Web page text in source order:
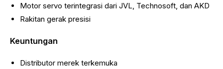
Motor servo terintegrasi dari JVL, Technosoft, dan AKD
Rakitan gerak presisi
Keuntungan
Distributor merek terkemuka